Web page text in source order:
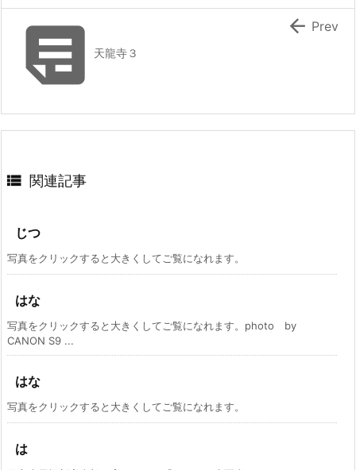
天龍寺３
 Prev
 関連記事
じつ
写真をクリックすると大きくしてご覧になれます。
はな
写真をクリックすると大きくしてご覧になれます。photo by
CANON S9 ...
はな
写真をクリックすると大きくしてご覧になれます。
は